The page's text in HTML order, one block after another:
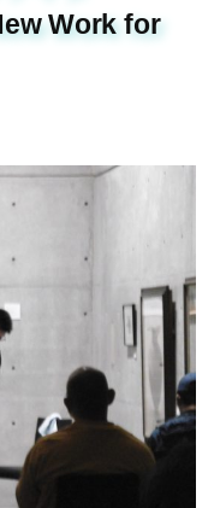
Work for